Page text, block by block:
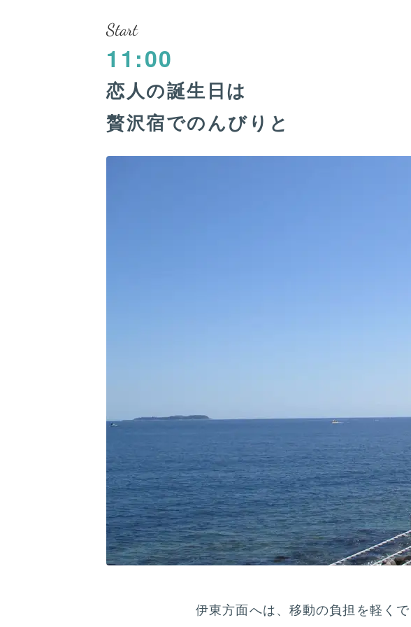
Start
11:00
恋人の誕生日は
贅沢宿でのんびりと
伊東方面へは、移動の負担を軽く